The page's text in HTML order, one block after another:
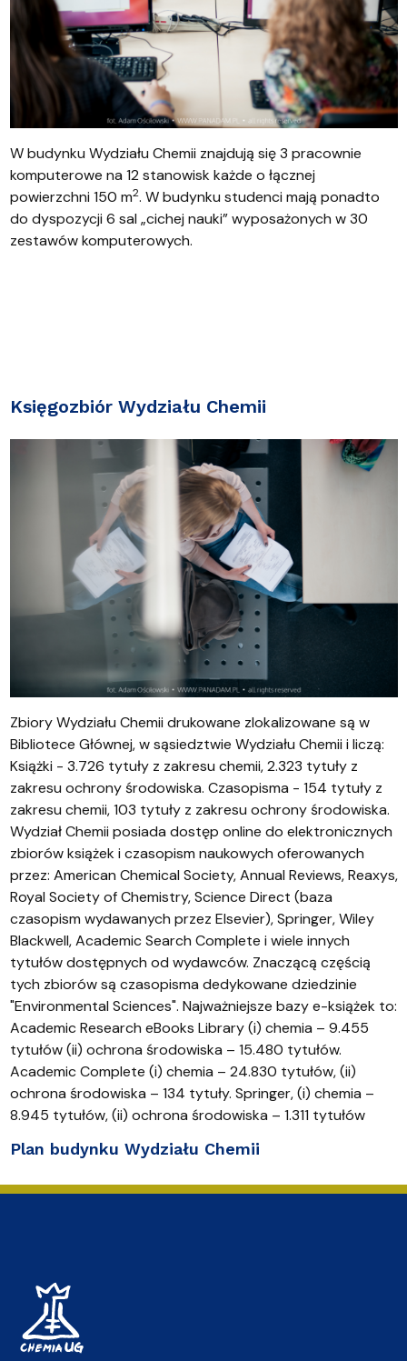
W budynku Wydziału Chemii znajdują się 3 pracownie
komputerowe na 12 stanowisk każde o łącznej
powierzchni 150 m2. W budynku studenci mają ponadto
do dyspozycji 6 sal „cichej nauki” wyposażonych w 30
zestawów komputerowych.
Księgozbiór Wydziału Chemii
Zbiory Wydziału Chemii drukowane zlokalizowane są w
Bibliotece Głównej, w sąsiedztwie Wydziału Chemii i liczą:
Książki - 3.726 tytuły z zakresu chemii, 2.323 tytuły z
zakresu ochrony środowiska. Czasopisma - 154 tytuły z
zakresu chemii, 103 tytuły z zakresu ochrony środowiska.
Wydział Chemii posiada dostęp online do elektronicznych
zbiorów książek i czasopism naukowych oferowanych
przez: American Chemical Society, Annual Reviews, Reaxys,
Royal Society of Chemistry, Science Direct (baza
czasopism wydawanych przez Elsevier), Springer, Wiley
Blackwell, Academic Search Complete i wiele innych
tytułów dostępnych od wydawców. Znaczącą częścią
tych zbiorów są czasopisma dedykowane dziedzinie
"Environmental Sciences". Najważniejsze bazy e-książek to:
Academic Research eBooks Library (i) chemia – 9.455
tytułów (ii) ochrona środowiska – 15.480 tytułów.
Academic Complete (i) chemia – 24.830 tytułów, (ii)
ochrona środowiska – 134 tytuły. Springer, (i) chemia –
8.945 tytułów, (ii) ochrona środowiska – 1.311 tytułów
Plan budynku Wydziału Chemii